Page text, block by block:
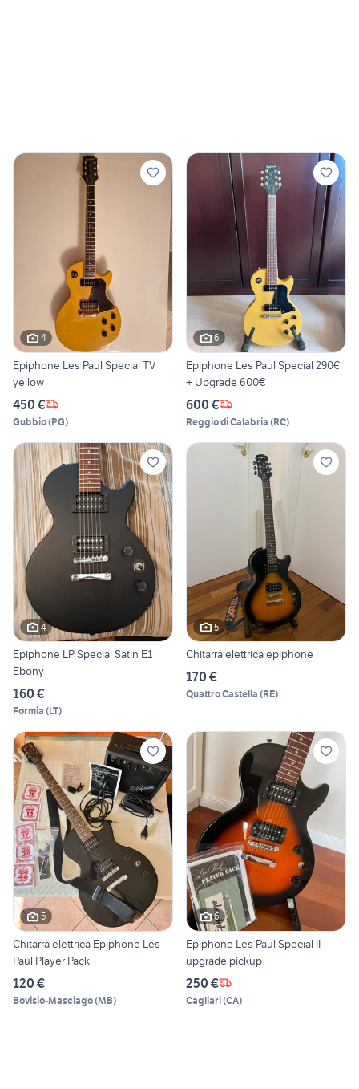
4
Epiphone Les Paul Special TV
yellow
450 €
Gubbio(PG)
6
Epiphone Les Paul Special 290€
+ Upgrade 600€
600 €
Reggio di Calabria (RC)
4
Epiphone LP Special Satin E1
Ebony
160 €
Formia (LT)
5
Chitarra elettrica epiphone
170 €
Quattro Castella (RE)
5
Chitarra elettrica Epiphone Les
Paul Player Pack
120 €
Bovisio-Masciago(MB)
6
Epiphone Les Paul Special II -
upgrade pickup
250 €
Cagliari(CA)